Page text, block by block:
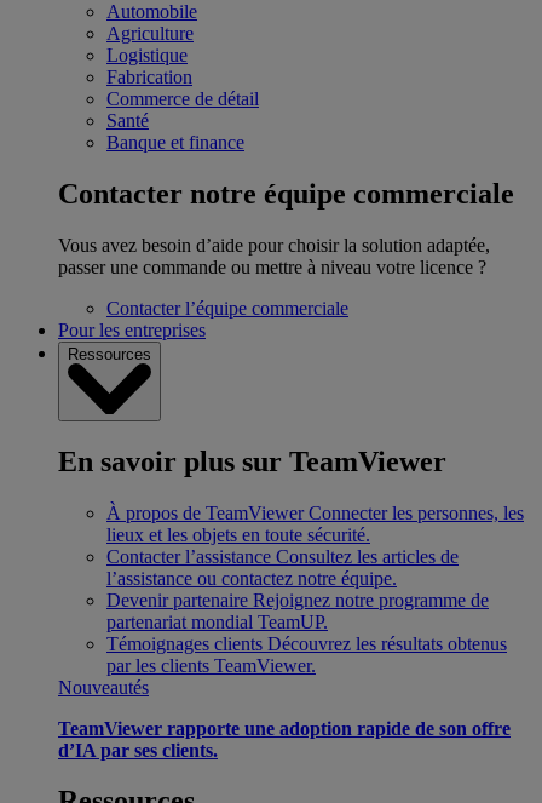
Automobile
Agriculture
Logistique
Fabrication
Commerce de détail
Santé
Banque et finance
Contacter notre équipe commerciale
Vous avez besoin d’aide pour choisir la solution adaptée,
passer une commande ou mettre à niveau votre licence ?
Contacter l’équipe commerciale
Pour les entreprises
Ressources
En savoir plus sur TeamViewer
À propos de TeamViewer Connecter les personnes, les
lieux et les objets en toute sécurité.
Contacter l’assistance Consultez les articles de
l’assistance ou contactez notre équipe.
Devenir partenaire Rejoignez notre programme de
partenariat mondial TeamUP.
Témoignages clients Découvrez les résultats obtenus
par les clients TeamViewer.
Nouveautés
TeamViewer rapporte une adoption rapide de son offre
d’IA par ses clients.